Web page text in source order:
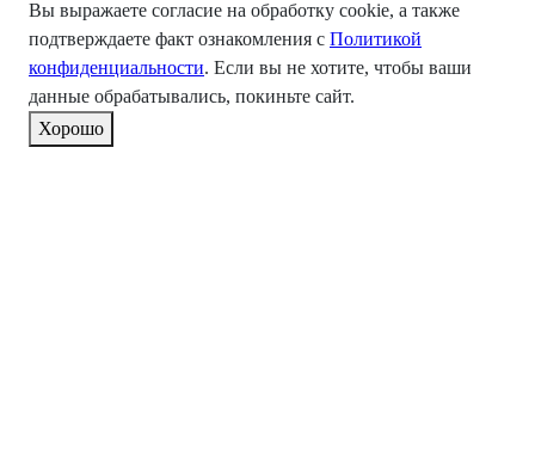
Вы выражаете согласие на обработку cookie, а также
подтверждаете факт ознакомления с Политикой
конфиденциальности. Если вы не хотите, чтобы ваши
данные обрабатывались, покиньте сайт.
Хорошо